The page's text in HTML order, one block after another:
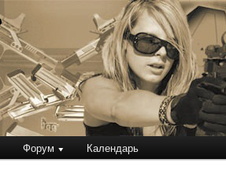
Форум Календарь